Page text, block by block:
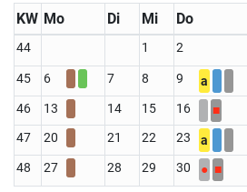
KW Mo Di Mi Do
44 1 2
45 6 7 8 9 a
46 13 14 15 16 ■
47
20 21 22 23 a
48 27 28 29 30 ● ■